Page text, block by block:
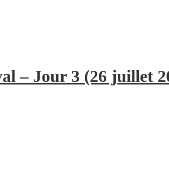
– Jour 3 (26 juillet